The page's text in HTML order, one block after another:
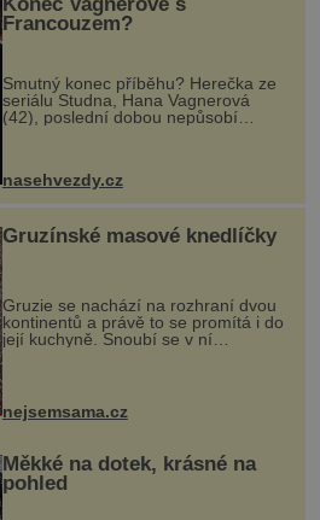
Konec Vagnerové s
Francouzem?
Smutný konec příběhu? Herečka ze
seriálu Studna, Hana Vagnerová
(42), poslední dobou nepůsobí
nasehvezdy.cz
Gruzínské masové knedlíčky
Gruzie se nachází na rozhraní dvou
kontinentů a právě to se promítá i do
její kuchyně. Snoubí se v ní
evropské a asijské chutě a díky tomu
vznikají rozmanité a chuťově bohaté
pokrmy, které rozhodně st...
nejsemsama.cz
Měkké na dotek, krásné na
pohled